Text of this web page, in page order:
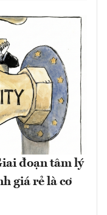
đoạn tâm lý
giá rẻ là cơ